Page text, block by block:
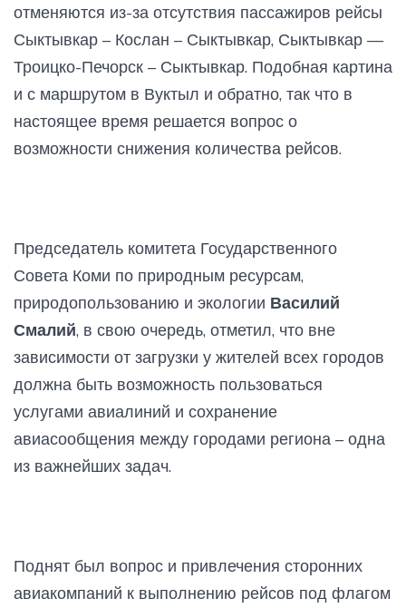
отменяются из-за отсутствия пассажиров рейсы
Сыктывкар – Кослан – Сыктывкар, Сыктывкар —
Троицко-Печорск – Сыктывкар. Подобная картина
и с маршрутом в Вуктыл и обратно, так что в
настоящее время решается вопрос о
возможности снижения количества рейсов.
Председатель комитета Государственного
Совета Коми по природным ресурсам,
природопользованию и экологии Василий
Смалий, в свою очередь, отметил, что вне
зависимости от загрузки у жителей всех городов
должна быть возможность пользоваться
услугами авиалиний и сохранение
авиасообщения между городами региона – одна
из важнейших задач.
Поднят был вопрос и привлечения сторонних
авиакомпаний к выполнению рейсов под флагом